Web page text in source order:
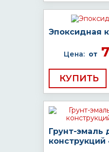
Эпоксидная
Цена: от
КУПИТЬ
Грунт-эмаль